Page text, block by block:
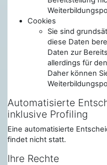
Cookies
Sie sind
diese Daten
Daten zur
allerdings für
Daher können
Automatisierte
inklusive Profiling
Eine automatisierte
findet nicht statt.
Ihre Rechte